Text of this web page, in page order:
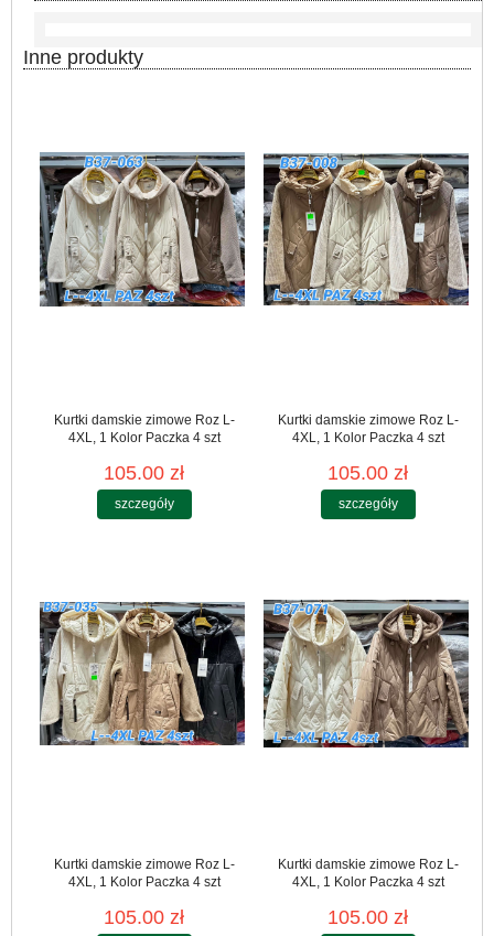
Inne produkty
Kurtki damskie zimowe Roz L-
4XL, 1 Kolor Paczka 4 szt
105.00 zł
szczegóły
Kurtki damskie zimowe Roz L-
4XL, 1 Kolor Paczka 4 szt
105.00 zł
szczegóły
Kurtki damskie zimowe Roz L-
4XL, 1 Kolor Paczka 4 szt
105.00 zł
Kurtki damskie zimowe Roz L-
4XL, 1 Kolor Paczka 4 szt
105.00 zł